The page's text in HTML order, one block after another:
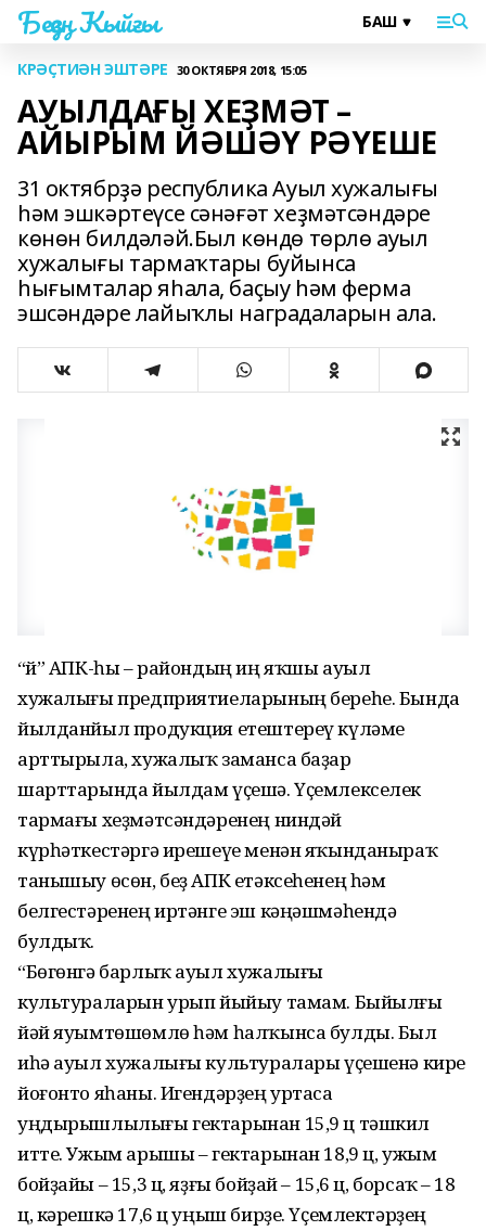
Беҙҙең Ҡыйғы
КРӘҪТИӘН ЭШТӘРЕ 30 ОКТЯБРЯ 2018, 15:05
АУЫЛДАҒЫ ХЕҘМӘТ –
АЙЫРЫМ ЙӘШӘҮ РӘҮЕШЕ
31 октябрҙә республика Ауыл хужалығы
һәм эшкәртеүсе сәнәғәт хеҙмәтсәндәре
көнөн билдәләй.Был көндө төрлө ауыл
хужалығы тармаҡтары буйынса
һығымталар яһала, баҫыу һәм ферма
эшсәндәре лайыҡлы наградаларын ала.
“Әй” АПК-һы – райондың иң яҡшы ауыл
хужалығы предприятиеларының береһе. Бында
йылданйыл продукция етештереү күләме
арттырыла, хужалыҡ заманса баҙар
шарттарында йылдам үҫешә. Үҫемлекселек
тармағы хеҙмәтсәндәренең ниндәй
күрһәткестәргә ирешеүе менән яҡынданыраҡ
танышыу өсөн, беҙ АПК етәксеһенең һәм
белгестәренең иртәнге эш кәңәшмәһендә
булдыҡ.
“Бөгөнгә барлыҡ ауыл хужалығы
культураларын урып йыйыу тамам. Быйылғы
йәй яуымтөшөмлө һәм һалҡынса булды. Был
иһә ауыл хужалығы культуралары үҫешенә кире
йоғонто яһаны. Игендәрҙең уртаса
уңдырышлылығы гектарынан 15,9 ц тәшкил
итте. Ужым арышы – гектарынан 18,9 ц, ужым
бойҙайы – 15,3 ц, яҙғы бойҙай – 15,6 ц, борсаҡ – 18
ц, кәрешкә 17,6 ц уңыш бирҙе. Үҫемлектәрҙең